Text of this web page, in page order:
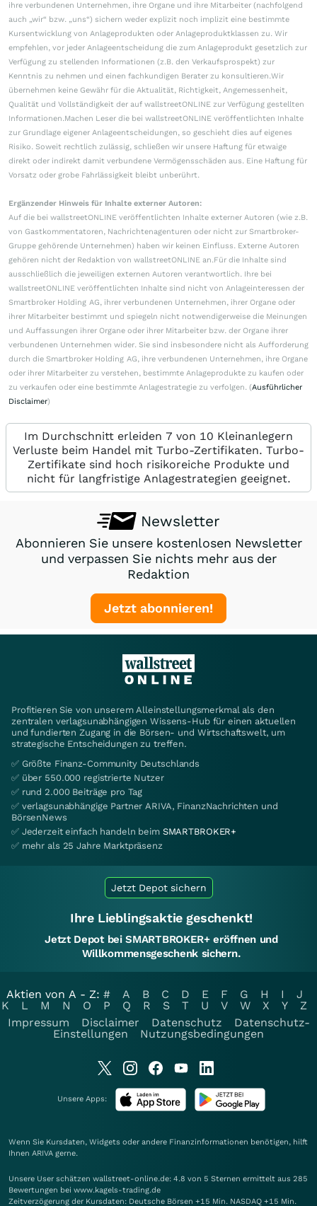
ihre verbundenen Unternehmen, ihre Organe und ihre Mitarbeiter (nachfolgend
auch „wir“ bzw. „uns“) sichern weder explizit noch implizit eine bestimmte
Kursentwicklung von Anlageprodukten oder Anlageproduktklassen zu. Wir
empfehlen, vor jeder Anlageentscheidung die zum Anlageprodukt gesetzlich zur
Verfügung zu stellenden Informationen (z.B. den Verkaufsprospekt) zur
Kenntnis zu nehmen und einen fachkundigen Berater zu konsultieren.Wir
übernehmen keine Gewähr für die Aktualität, Richtigkeit, Angemessenheit,
Qualität und Vollständigkeit der auf wallstreetONLINE zur Verfügung gestellten
Informationen.Machen Leser die bei wallstreetONLINE veröffentlichten Inhalte
zur Grundlage eigener Anlageentscheidungen, so geschieht dies auf eigenes
Risiko. Soweit rechtlich zulässig, schließen wir unsere Haftung für etwaige
direkt oder indirekt damit verbundene Vermögensschäden aus. Eine Haftung für
Vorsatz oder grobe Fahrlässigkeit bleibt unberührt.
Ergänzender Hinweis für Inhalte externer Autoren:
Auf die bei wallstreetONLINE veröffentlichten Inhalte externer Autoren (wie z.B.
von Gastkommentatoren, Nachrichtenagenturen oder nicht zur Smartbroker-
Gruppe gehörende Unternehmen) haben wir keinen Einfluss. Externe Autoren
gehören nicht der Redaktion von wallstreetONLINE an.Für die Inhalte sind
ausschließlich die jeweiligen externen Autoren verantwortlich. Ihre bei
wallstreetONLINE veröffentlichten Inhalte sind nicht von Anlageinteressen der
Smartbroker Holding AG, ihrer verbundenen Unternehmen, ihrer Organe oder
ihrer Mitarbeiter bestimmt und spiegeln nicht notwendigerweise die Meinungen
und Auffassungen ihrer Organe oder ihrer Mitarbeiter bzw. der Organe ihrer
verbundenen Unternehmen wider. Sie sind insbesondere nicht als Aufforderung
durch die Smartbroker Holding AG, ihre verbundenen Unternehmen, ihre Organe
oder ihrer Mitarbeiter zu verstehen, bestimmte Anlageprodukte zu kaufen oder
zu verkaufen oder eine bestimmte Anlagestrategie zu verfolgen. (Ausführlicher
Disclaimer)
Im Durchschnitt erleiden 7 von 10 Kleinanlegern
Verluste beim Handel mit Turbo-Zertifikaten. Turbo-
Zertifikate sind hoch risikoreiche Produkte und
nicht für langfristige Anlagestrategien geeignet.
Newsletter
Abonnieren Sie unsere kostenlosen Newsletter
und verpassen Sie nichts mehr aus der
Redaktion
Jetzt abonnieren!
Profitieren Sie von unserem Alleinstellungsmerkmal als den
zentralen verlagsunabhängigen Wissens-Hub für einen aktuellen
und fundierten Zugang in die Börsen- und Wirtschaftswelt, um
strategische Entscheidungen zu treffen.
✅ Größte Finanz-Community Deutschlands
✅ über 550.000 registrierte Nutzer
✅ rund 2.000 Beiträge pro Tag
✅ verlagsunabhängige Partner ARIVA, FinanzNachrichten und
BörsenNews
✅ Jederzeit einfach handeln beim SMARTBROKER+
✅ mehr als 25 Jahre Marktpräsenz
Jetzt Depot sichern
Ihre Lieblingsaktie geschenkt!
Jetzt Depot bei SMARTBROKER+ eröffnen und
Willkommensgeschenk sichern.
Aktien von A - Z: # A B C D E F G H I
J
K
L M N O P Q R S T U V W X Y
Z
Impressum
Disclaimer Datenschutz
Datenschutz-
Einstellungen
Nutzungsbedingungen
Unsere Apps:
Wenn Sie Kursdaten, Widgets oder andere Finanzinformationen benötigen, hilft
Ihnen ARIVA gerne.
Unsere User schätzen wallstreet-online.de: 4.8 von 5 Sternen ermittelt aus 285
Bewertungen bei www.kagels-trading.de
Zeitverzögerung der Kursdaten: Deutsche Börsen +15 Min. NASDAQ +15 Min.